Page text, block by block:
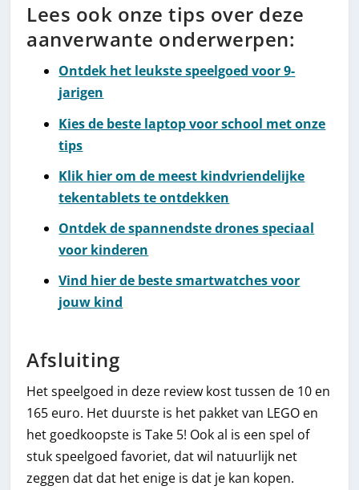
Lees ook onze tips over deze
aanverwante onderwerpen:
Ontdek het leukste speelgoed voor 9-
jarigen
Kies de beste laptop voor school met onze
tips
Klik hier om de meest kindvriendelijke
tekentablets te ontdekken
Ontdek de spannendste drones speciaal
voor kinderen
Vind hier de beste smartwatches voor
jouw kind
Afsluiting
Het speelgoed in deze review kost tussen de 10 en
165 euro. Het duurste is het pakket van LEGO en
het goedkoopste is Take 5! Ook al is een spel of
stuk speelgoed favoriet, dat wil natuurlijk net
zeggen dat dat het enige is dat je kan kopen.